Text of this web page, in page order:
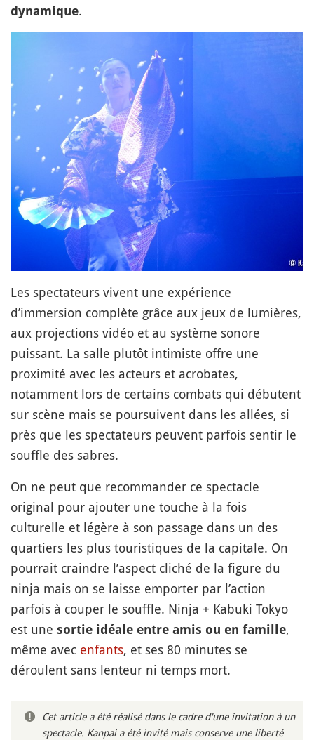
dynamique.
Les spectateurs vivent une expérience
d’immersion complète grâce aux jeux de lumières,
aux projections vidéo et au système sonore
puissant. La salle plutôt intimiste offre une
proximité avec les acteurs et acrobates,
notamment lors de certains combats qui débutent
sur scène mais se poursuivent dans les allées, si
près que les spectateurs peuvent parfois sentir le
souffle des sabres.
On ne peut que recommander ce spectacle
original pour ajouter une touche à la fois
culturelle et légère à son passage dans un des
quartiers les plus touristiques de la capitale. On
pourrait craindre l’aspect cliché de la figure du
ninja mais on se laisse emporter par l’action
parfois à couper le souffle. Ninja + Kabuki Tokyo
est une sortie idéale entre amis ou en famille,
même avec enfants, et ses 80 minutes se
déroulent sans lenteur ni temps mort.
Cet article a été réalisé dans le cadre d'une invitation à un
spectacle. Kanpai a été invité mais conserve une liberté